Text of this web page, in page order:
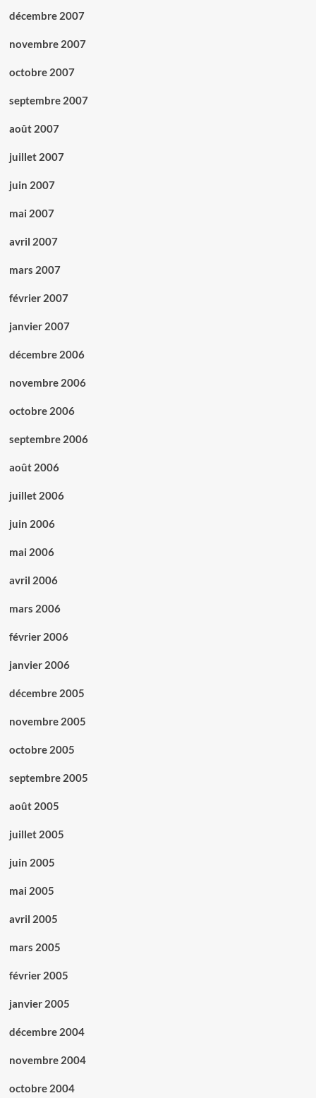
décembre 2007
novembre 2007
octobre 2007
septembre 2007
août 2007
juillet 2007
juin 2007
mai 2007
avril 2007
mars 2007
février 2007
janvier 2007
décembre 2006
novembre 2006
octobre 2006
septembre 2006
août 2006
juillet 2006
juin 2006
mai 2006
avril 2006
mars 2006
février 2006
janvier 2006
décembre 2005
novembre 2005
octobre 2005
septembre 2005
août 2005
juillet 2005
juin 2005
mai 2005
avril 2005
mars 2005
février 2005
janvier 2005
décembre 2004
novembre 2004
octobre 2004